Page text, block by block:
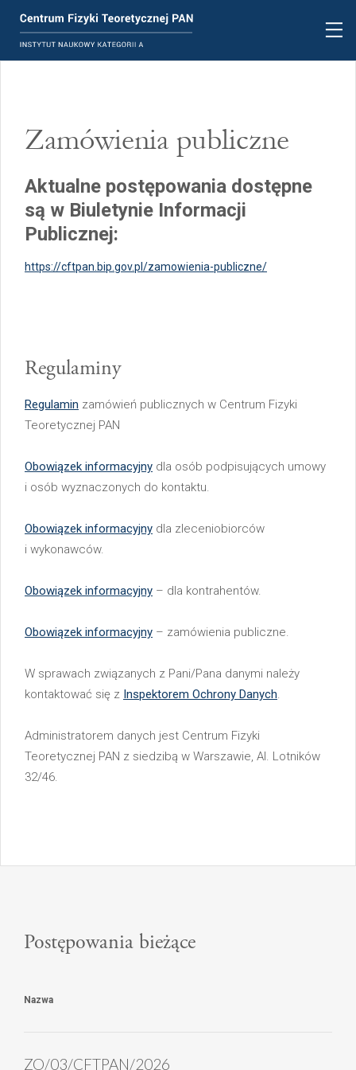
Zamówienia publiczne
Aktualne postępowania dostępne
są w Biuletynie Informacji
Publicznej:
https://cftpan.bip.gov.pl/zamowienia-publiczne/
Regulaminy
Regulamin zamówień publicznych w Centrum Fizyki
Teoretycznej PAN
Obowiązek informacyjny dla osób podpisujących umowy
i osób wyznaczonych do kontaktu.
Obowiązek informacyjny dla zleceniobiorców
i wykonawców.
Obowiązek informacyjny – dla kontrahentów.
Obowiązek informacyjny – zamówienia publiczne.
W sprawach związanych z Pani/Pana danymi należy
kontaktować się z Inspektorem Ochrony Danych.
Administratorem danych jest Centrum Fizyki
Teoretycznej PAN z siedzibą w Warszawie, Al. Lotników
32/46.
Postępowania bieżące
Nazwa
ZO/03/CFTPAN/2026